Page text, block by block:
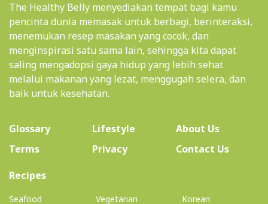
The Healthy Belly menyediakan tempat bagi kamu
pencinta dunia memasak untuk berbagi, berinteraksi,
menemukan resep masakan yang cocok, dan
menginspirasi satu sama lain, sehingga kita dapat
saling mengadopsi gaya hidup yang lebih sehat
melalui makanan yang lezat, menggugah selera, dan
baik untuk kesehatan.
Glossary Lifestyle About Us(current)
Terms
Privacy
Contact Us
Recipes(current)
Seafood Vegetarian Korean